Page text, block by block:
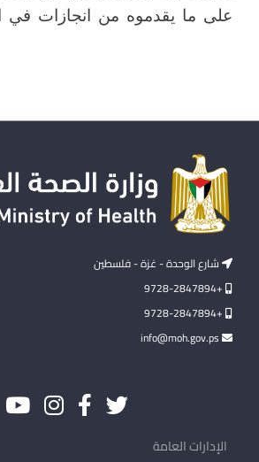
على ما يقدموه من انجازات
شارع الوحدة - غزة - فلسطين
+9728-2847894
+9728-2847894
الإدارات العامة